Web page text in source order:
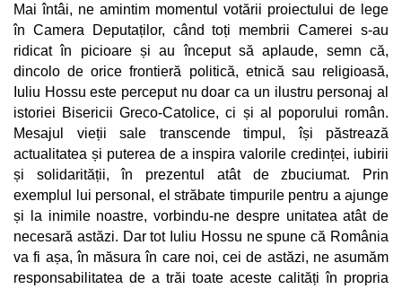
Mai întâi, ne amintim momentul votării proiectului de lege
în Camera Deputaților, când toți membrii Camerei s-au
ridicat în picioare și au început să aplaude, semn că,
dincolo de orice frontieră politică, etnică sau religioasă,
Iuliu Hossu este perceput nu doar ca un ilustru personaj al
istoriei Bisericii Greco-Catolice, ci și al poporului român.
Mesajul vieții sale transcende timpul, își păstrează
actualitatea și puterea de a inspira valorile credinței, iubirii
și solidarității, în prezentul atât de zbuciumat. Prin
exemplul lui personal, el străbate timpurile pentru a ajunge
și la inimile noastre, vorbindu-ne despre unitatea atât de
necesară astăzi. Dar tot Iuliu Hossu ne spune că România
va fi așa, în măsura în care noi, cei de astăzi, ne asumăm
responsabilitatea de a trăi toate aceste calități în propria